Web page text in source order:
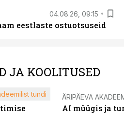
04.08.26, 09:15
eestlaste ostuotsuseid
JA KOOLITUSED
tundi ÄRIPÄEVA
AI müügis ja